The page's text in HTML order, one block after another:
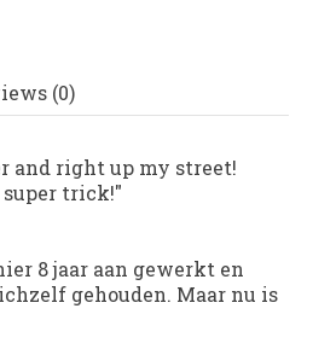
(0)
and right up my street!
super trick!"
8 jaar aan gewerkt en
gehouden. Maar nu is